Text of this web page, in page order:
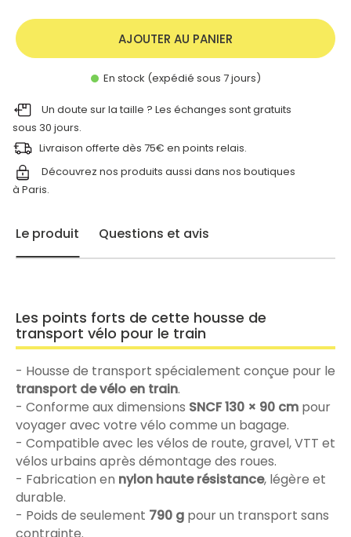
AJOUTER AU PANIER
En stock (expédié sous 7 jours)
Un doute sur la taille ? Les échanges sont gratuits
sous 30 jours.
Livraison offerte dès 75€ en points relais.
Découvrez nos produits aussi dans nos boutiques
à Paris.
Le produit Questions et avis
Les points forts de cette housse de
transport vélo pour le train
- Housse de transport spécialement conçue pour le
transport de vélo en train.
- Conforme aux dimensions SNCF 130 × 90 cm pour
voyager avec votre vélo comme un bagage.
- Compatible avec les vélos de route, gravel, VTT et
vélos urbains après démontage des roues.
- Fabrication en nylon haute résistance, légère et
durable.
- Poids de seulement 790 g pour un transport sans
contrainte.